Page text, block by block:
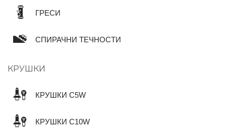
ГРЕСИ
СПИРАЧНИ ТЕЧНОСТИ
КРУШКИ
КРУШКИ C5W
КРУШКИ C10W